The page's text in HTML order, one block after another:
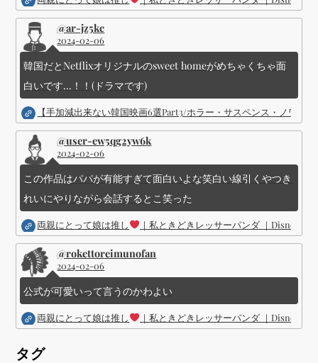
@ar-jz5kc
2024-02-06
韓国だとNetflixオリジナルのsweet homeがめちゃくちゃ面
白いです...！！(ドラマです)
【手加減出来ない韓国映画6選Part3/ホラー・サスペンス・ノワー
@user-ew5qg2yw6k
2024-02-06
この作品はパパが有能すぎて面白いよな笑白い線引くやつき
れいにやりながら会話するとこ笑った
両親にとって娘は推し ｜私ときどきレッサーパンダ ｜Disney (
@rokettoreimunofan
2024-02-06
公式が可愛いって言うのかわよい
両親にとって娘は推し ｜私ときどきレッサーパンダ ｜Disney (
タグ